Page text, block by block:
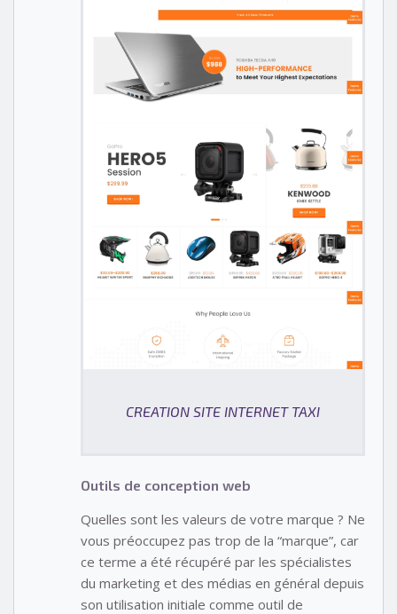
CREATION SITE INTERNET TAXI
Outils de conception web
Quelles sont les valeurs de votre marque ? Ne
vous préoccupez pas trop de la “marque”, car
ce terme a été récupéré par les spécialistes
du marketing et des médias en général depuis
son utilisation initiale comme outil de